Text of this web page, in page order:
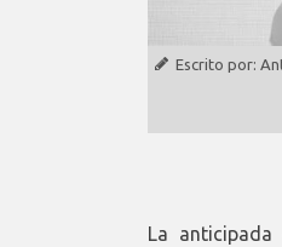
Escrito por:
La